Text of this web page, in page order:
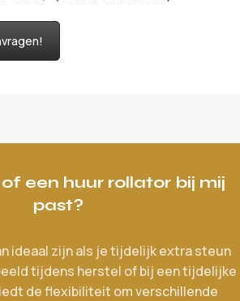
een huur rollator bij mij
past?
ideaal zijn als je tijdelijk extra steun
tijdens herstel of bij een tijdelijke
de flexibiliteit om verschillende